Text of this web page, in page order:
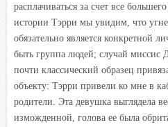
расплачиваться за счет все
истории Тэрри мы увидим, что
обязательно является конкретной
быть группа людей; случай миссис
почти классический образец
объекту: Тэрри привели ко мне в
родители. Эта девушка выглядела
изможденной, голова ее была